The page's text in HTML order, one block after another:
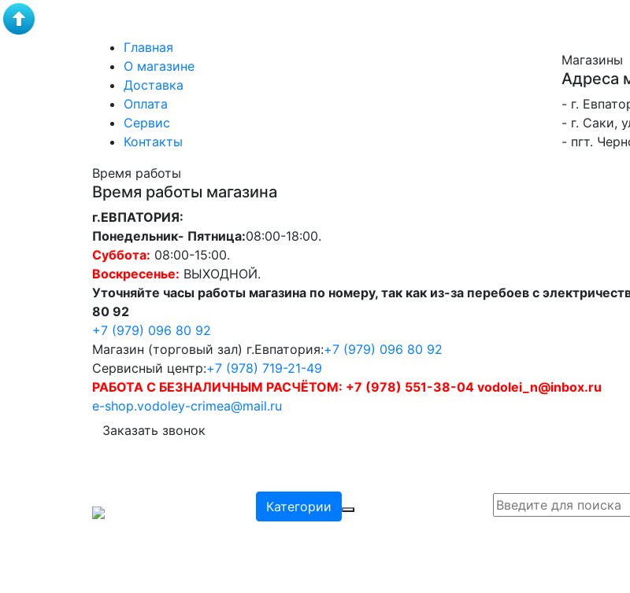
Главная
О магазине
Доставка
Оплата
Сервис
Контакты
Магазины
Адреса
- г.
- г. Саки,
- пгт.
Время работы
Время работы магазина
г.ЕВПАТОРИЯ:
Понедельник- Пятница:08:00-18:00.
Суббота: 08:00-15:00.
Воскресенье: ВЫХОДНОЙ.
Уточняйте часы работы магазина по номеру, так как из-за перебоев с
80 92
+7 (979) 096 80 92
Магазин (торговый зал) г.Евпатория:+7 (979) 096 80 92
Сервисный центр:+7 (978) 719-21-49
РАБОТА С БЕЗНАЛИЧНЫМ РАСЧЁТОМ: +7 (978) 551-38-04 vodolei_n@inbox.ru
e-shop.vodoley-crimea@mail.ru
Заказать звонок
Категории